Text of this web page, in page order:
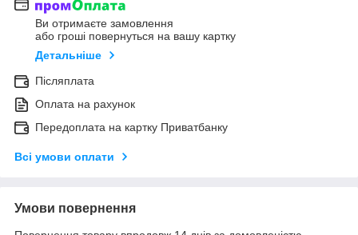
Ви отримаєте замовлення
або гроші повернуться на вашу картку
Детальніше
Післяплата
Оплата на рахунок
Передоплата на картку Приватбанку
Всі умови оплати
Умови повернення